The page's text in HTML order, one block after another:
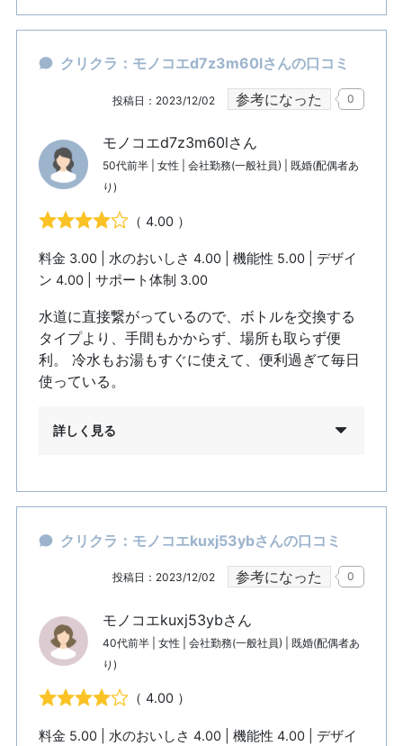
クリクラ：モノコエd7z3m60lさんの口コミ
投稿日：2023/12/02 参考になった 0
モノコエd7z3m60lさん
50代前半 | 女性 | 会社勤務(一般社員) | 既婚(配偶者あ
り)
（ 4.00 ）
料金 3.00 | 水のおいしさ 4.00 | 機能性 5.00 | デザイ
ン 4.00 | サポート体制 3.00
水道に直接繋がっているので、ボトルを交換する
タイプより、手間もかからず、場所も取らず便
利。 冷水もお湯もすぐに使えて、便利過ぎて毎日
使っている。
詳しく見る
クリクラ：モノコエkuxj53ybさんの口コミ
投稿日：2023/12/02 参考になった 0
モノコエkuxj53ybさん
40代前半 | 女性 | 会社勤務(一般社員) | 既婚(配偶者あ
り)
（ 4.00 ）
料金 5.00 | 水のおいしさ 4.00 | 機能性 4.00 | デザイ